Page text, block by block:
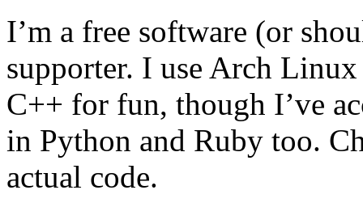
I’m a free software (or
supporter. I use Arch
C++ for fun, though I’ve
in Python and Ruby too.
actual code.